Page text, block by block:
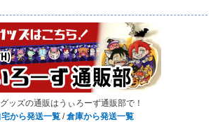
ッズの通販はうぃろーず通販部で！
宅から発送一覧/倉庫から発送一覧